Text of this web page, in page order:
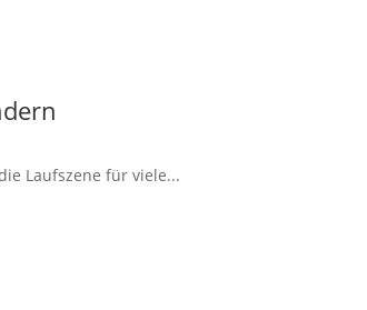
Laufszene für viele...